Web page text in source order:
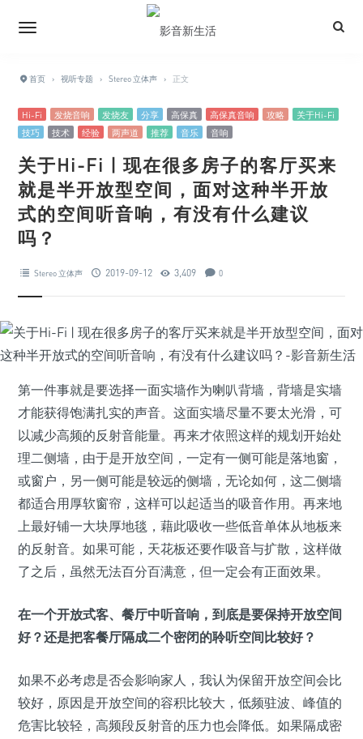
首页 › 视听专题 › Stereo 立体声 › 正文
Hi-Fi 发烧音响 发烧友 分享 高保真 高保真音响 攻略
关于Hi-Fi
技巧
技术 经验 两声道 推荐 音乐 音响
关于Hi-Fi | 现在很多房子的客厅买来
就是半开放型空间，面对这种半开放
式的空间听音响，有没有什么建议
吗？
Stereo 立体声 2019-09-12 3,409 0
第一件事就是要选择一面实墙作为喇叭背墙，背墙是实墙
才能获得饱满扎实的声音。这面实墙尽量不要太光滑，可
以减少高频的反射音能量。再来才依照这样的规划开始处
理二侧墙，由于是开放空间，一定有一侧可能是落地窗，
或窗户，另一侧可能是较远的侧墙，无论如何，这二侧墙
都适合用厚软窗帘，这样可以起适当的吸音作用。再来地
上最好铺一大块厚地毯，藉此吸收一些低音单体从地板来
的反射音。如果可能，天花板还要作吸音与扩散，这样做
了之后，虽然无法百分百满意，但一定会有正面效果。
在一个开放式客、餐厅中听音响，到底是要保持开放空间
好？还是把客餐厅隔成二个密闭的聆听空间比较好？
如果不必考虑是否会影响家人，我认为保留开放空间会比
较好，原因是开放空间的容积比较大，低频驻波、峰值的
危害比较轻，高频段反射音的压力也会降低。如果隔成密